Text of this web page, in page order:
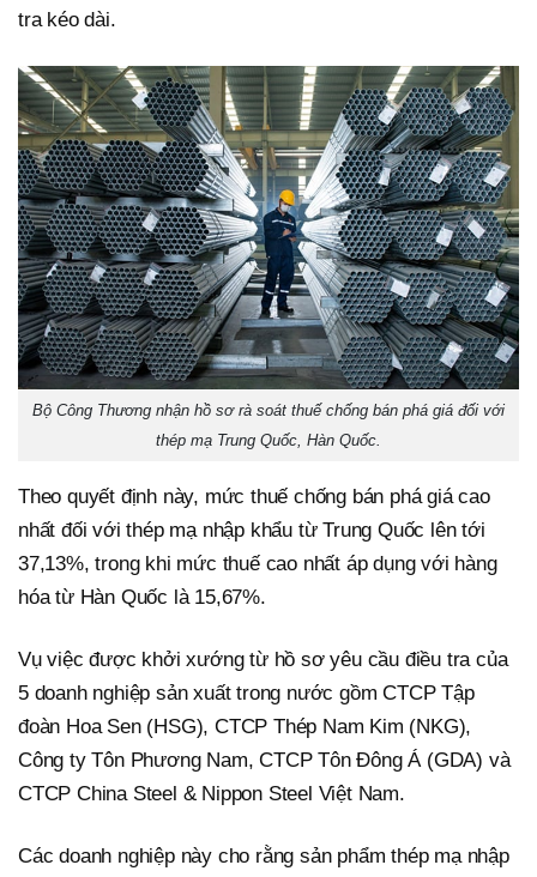
tra kéo dài.
Bộ Công Thương nhận hồ sơ rà soát thuế chống bán phá giá đối với
thép mạ Trung Quốc, Hàn Quốc.
Theo quyết định này, mức thuế chống bán phá giá cao
nhất đối với thép mạ nhập khẩu từ Trung Quốc lên tới
37,13%, trong khi mức thuế cao nhất áp dụng với hàng
hóa từ Hàn Quốc là 15,67%.
Vụ việc được khởi xướng từ hồ sơ yêu cầu điều tra của
5 doanh nghiệp sản xuất trong nước gồm CTCP Tập
đoàn Hoa Sen (HSG), CTCP Thép Nam Kim (NKG),
Công ty Tôn Phương Nam, CTCP Tôn Đông Á (GDA) và
CTCP China Steel & Nippon Steel Việt Nam.
Các doanh nghiệp này cho rằng sản phẩm thép mạ nhập